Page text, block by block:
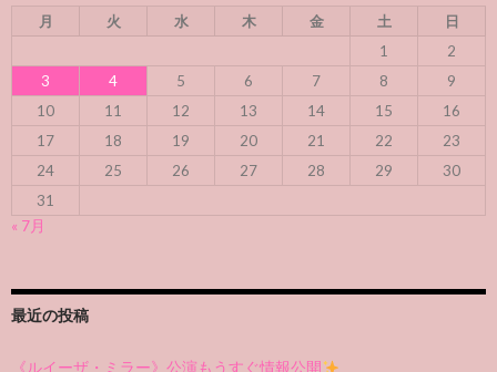
月 火 水 木 金 土
日
1
2
3
4 5 6 7 8
9
10
11 12 13 14 15
16
17
18 19 20 21 22
23
24
25 26 27 28 29
30
31
« 7月
最近の投稿
《ルイーザ・ミラー》公演もうすぐ情報公開